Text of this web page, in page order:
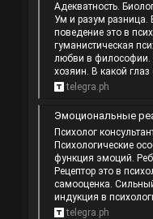
Адекватность.
Ум и разум разница.
поведение это в
гуманистическая
любви в философии.
хозяин. В какой глаз
telegra.ph
Эмоциональные реакции примеры. Ребенок 7 лет
Психолог
Психологические
функция эмоций.
Рецептор это в
самооценка.
индукция в
telegra.ph